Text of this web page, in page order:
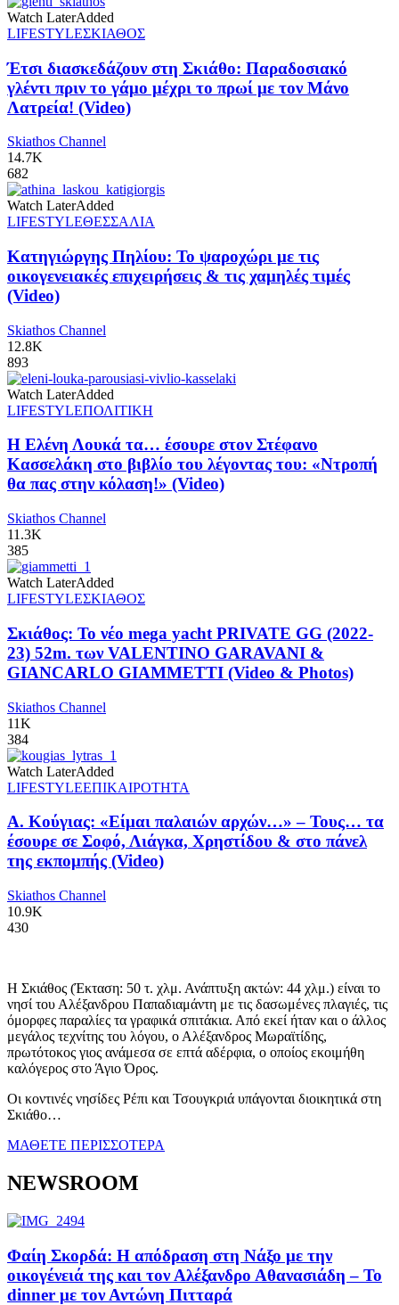
Watch LaterAdded
LIFESTYLEΣΚΙΑΘΟΣ
Έτσι διασκεδάζουν στη Σκιάθο: Παραδοσιακό
γλέντι πριν το γάμο μέχρι το πρωί με τον Μάνο
Λατρεία! (Video)
Skiathos Channel
14.7K
682
Watch LaterAdded
LIFESTYLEΘΕΣΣΑΛΙΑ
Κατηγιώργης Πηλίου: Το ψαροχώρι με τις
οικογενειακές επιχειρήσεις & τις χαμηλές τιμές
(Video)
Skiathos Channel
12.8K
893
Watch LaterAdded
LIFESTYLEΠΟΛΙΤΙΚΗ
Η Ελένη Λουκά τα… έσουρε στον Στέφανο
Κασσελάκη στο βιβλίο του λέγοντας του: «Ντροπή
θα πας στην κόλαση!» (Video)
Skiathos Channel
11.3K
385
Watch LaterAdded
LIFESTYLEΣΚΙΑΘΟΣ
Σκιάθος: Το νέο mega yacht PRIVATE GG (2022-
23) 52m. των VALENTINO GARAVANI &
GIANCARLO GIAMMETTI (Video & Photos)
Skiathos Channel
11K
384
Watch LaterAdded
LIFESTYLEΕΠΙΚΑΙΡΟΤΗΤΑ
Α. Κούγιας: «Είμαι παλαιών αρχών…» – Τους… τα
έσουρε σε Σοφό, Λιάγκα, Χρηστίδου & στο πάνελ
της εκπομπής (Video)
Skiathos Channel
10.9K
430
Η Σκιάθος (Έκταση: 50 τ. χλμ. Ανάπτυξη ακτών: 44 χλμ.) είναι το
νησί του Αλέξανδρου Παπαδιαμάντη με τις δασωμένες πλαγιές, τις
όμορφες παραλίες τα γραφικά σπιτάκια. Από εκεί ήταν και ο άλλος
μεγάλος τεχνίτης του λόγου, ο Αλέξανδρος Μωραϊτίδης,
πρωτότοκος γιος ανάμεσα σε επτά αδέρφια, ο οποίος εκοιμήθη
καλόγερος στο Άγιο Όρος.
Οι κοντινές νησίδες Ρέπι και Τσουγκριά υπάγονται διοικητικά στη
Σκιάθο…
ΜΑΘΕΤΕ ΠΕΡΙΣΣΟΤΕΡΑ
NEWSROOM
Φαίη Σκορδά: Η απόδραση στη Νάξο με την
οικογένειά της και τον Αλέξανδρο Αθανασιάδη – Το
dinner με τον Αντώνη Πιτταρά